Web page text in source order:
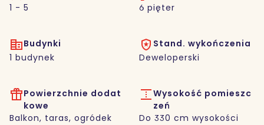
1 - 5
6 pięter
Budynki
1 budynek
Stand. wykończenia
Deweloperski
Powierzchnie dodat
kowe
Balkon, taras, ogródek
Wysokość pomieszc
zeń
Do 330 cm wysokości